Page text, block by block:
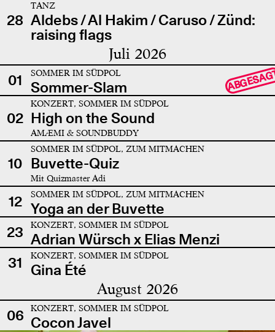
28
TANZ
Aldebs / Al Hakim / Caruso / Zünd:
raising flags
Juli 2026
01 SOMMER IM SÜDPOL
Sommer-Slam
02
KONZERT, SOMMER IM SÜDPOL
High on the Sound
AMÆMI & SOUNDBUDDY
10
SOMMER IM SÜDPOL, ZUM MITMACHEN
Buvette-Quiz
Mit Quizmaster Adi
12 SOMMER IM SÜDPOL, ZUM MITMACHEN
Yoga an der Buvette
23
KONZERT, SOMMER IM SÜDPOL
Adrian Würsch x Elias Menzi
31
KONZERT, SOMMER IM SÜDPOL
Gina Été
August 2026
06 KONZERT, SOMMER IM SÜDPOL
Cocon Javel